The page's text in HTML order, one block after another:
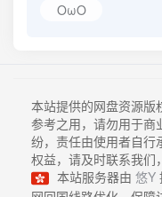
OωO
本站提供的网盘资源版
参考之用，请勿用于商
纷，责任由使用者自行
权益，请及时联系我们
本站服务器由 悠Y